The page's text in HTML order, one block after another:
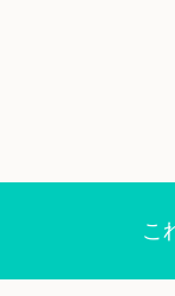
者93
ため
患
位範
テー
付け
主要
こ